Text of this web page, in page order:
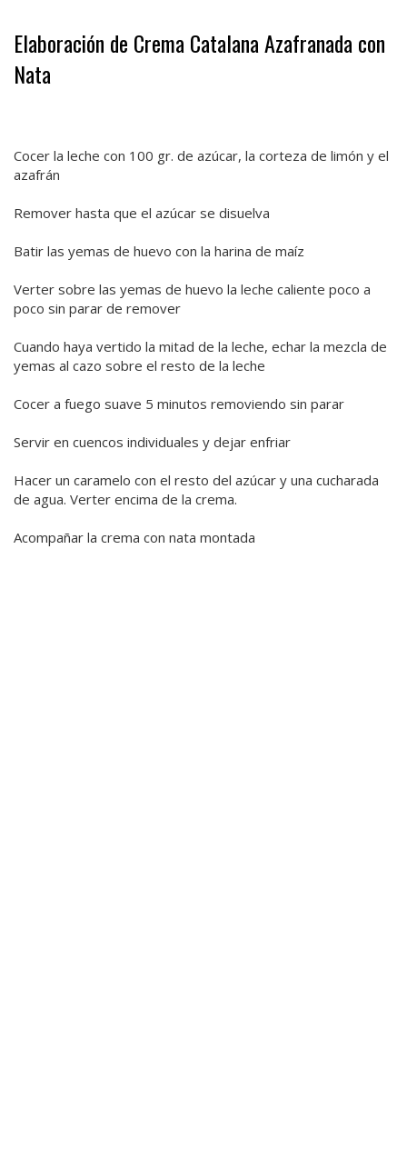
Elaboración de Crema Catalana Azafranada con
Nata
Cocer la leche con 100 gr. de azúcar, la corteza de limón y el
azafrán
Remover hasta que el azúcar se disuelva
Batir las yemas de huevo con la harina de maíz
Verter sobre las yemas de huevo la leche caliente poco a
poco sin parar de remover
Cuando haya vertido la mitad de la leche, echar la mezcla de
yemas al cazo sobre el resto de la leche
Cocer a fuego suave 5 minutos removiendo sin parar
Servir en cuencos individuales y dejar enfriar
Hacer un caramelo con el resto del azúcar y una cucharada
de agua. Verter encima de la crema.
Acompañar la crema con nata montada